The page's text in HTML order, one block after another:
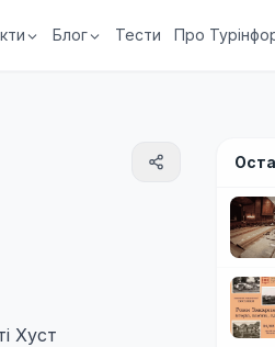
Блог Тести Про
Хуст